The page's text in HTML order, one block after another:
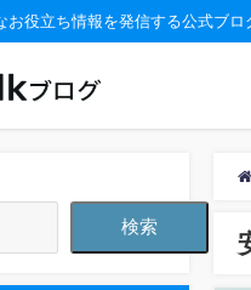
お役立ち情報を発信する公式ブロ
検索